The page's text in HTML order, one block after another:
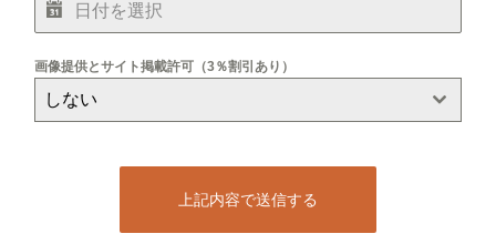
画像提供とサイト掲載許可（3％割引あり）
しない
上記内容で送信する